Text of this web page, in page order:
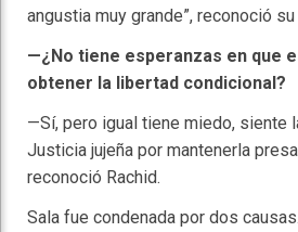
angustia muy grande”, reconoció
—¿No tiene esperanzas en que
obtener la libertad condicional?
—Sí, pero igual tiene miedo, siente
Justicia jujeña por mantenerla
reconoció Rachid.
Sala fue condenada por dos